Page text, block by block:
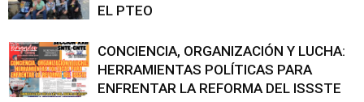
EL PTEO
CONCIENCIA, ORGANIZACIÓN Y LUCHA:
HERRAMIENTAS POLÍTICAS PARA
ENFRENTAR LA REFORMA DEL ISSSTE